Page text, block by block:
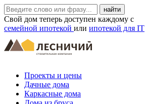
Свой дом теперь доступен каждому с
семейной ипотекой или ипотекой для IT
Проекты и цены
Дачные дома
Каркасные дома